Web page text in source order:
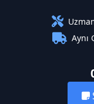
Aynı